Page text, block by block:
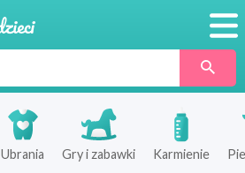
Produkty
Sklepy
Ubrania Gry i zabawki Karmienie